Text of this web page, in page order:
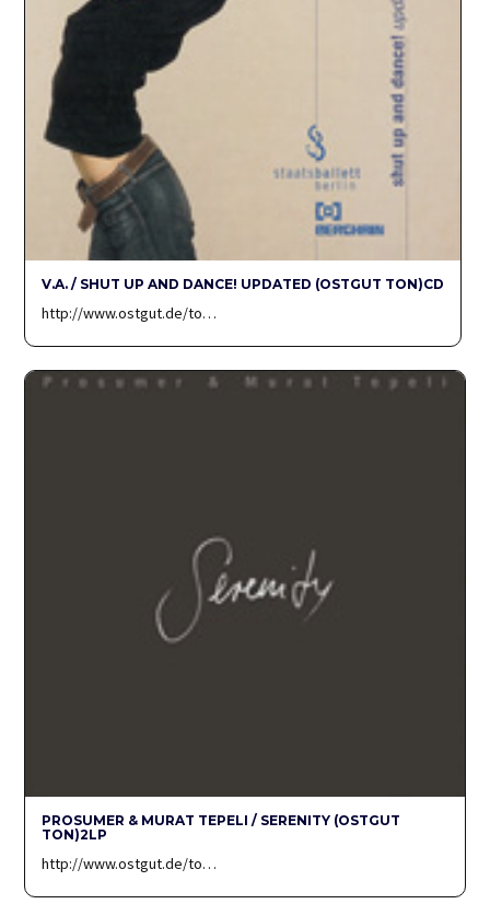
V.A. / SHUT UP AND DANCE! UPDATED (OSTGUT TON)CD
http://www.ostgut.de/to…
PROSUMER & MURAT TEPELI / SERENITY (OSTGUT
TON)2LP
http://www.ostgut.de/to…